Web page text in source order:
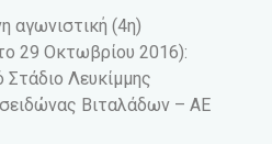
αγωνιστική (4η)
29 Οκτωβρίου 2016):
Στάδιο Λευκίμμης
Βιταλάδων – ΑΕ